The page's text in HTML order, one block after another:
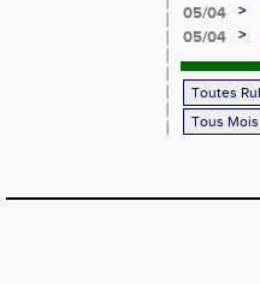
05/04
>
05/04 >